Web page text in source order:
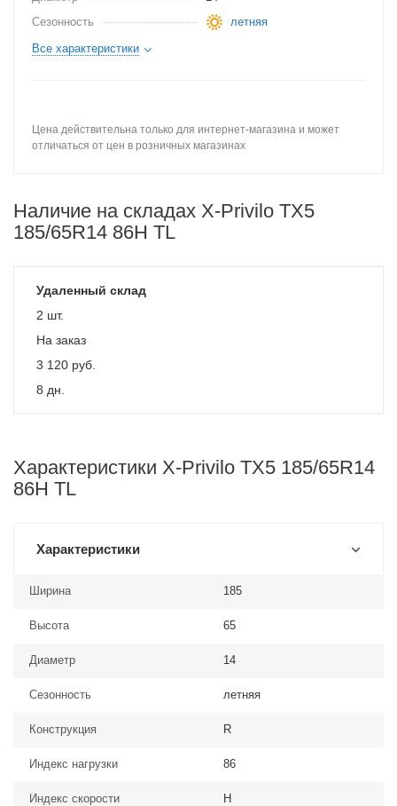
Сезонность
летняя
Все характеристики
Цена действительна только для интернет-магазина и может
отличаться от цен в розничных магазинах
Наличие на складах X-Privilo TX5
185/65R14 86H TL
Удаленный склад
2 шт.
На заказ
3 120 руб.
8 дн.
Характеристики X-Privilo TX5 185/65R14
86H TL
Характеристики
Ширина 185
Высота 65
Диаметр 14
Сезонность летняя
Конструкция R
Индекс нагрузки 86
Индекс скорости H